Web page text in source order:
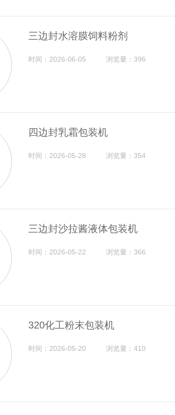
三边封水溶膜饲料粉剂
时间：2026-06-05 浏览量：396
四边封乳霜包装机
时间：2026-05-28 浏览量：354
三边封沙拉酱液体包装机
时间：2026-05-22 浏览量：366
320化工粉末包装机
时间：2026-05-20 浏览量：410